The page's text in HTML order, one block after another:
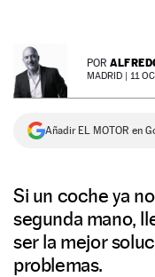
NEWSLETTER POR
MADRID | 11
Añadir EL MOTOR en
Si un coche ya
segunda mano,
ser la mejor
problemas.